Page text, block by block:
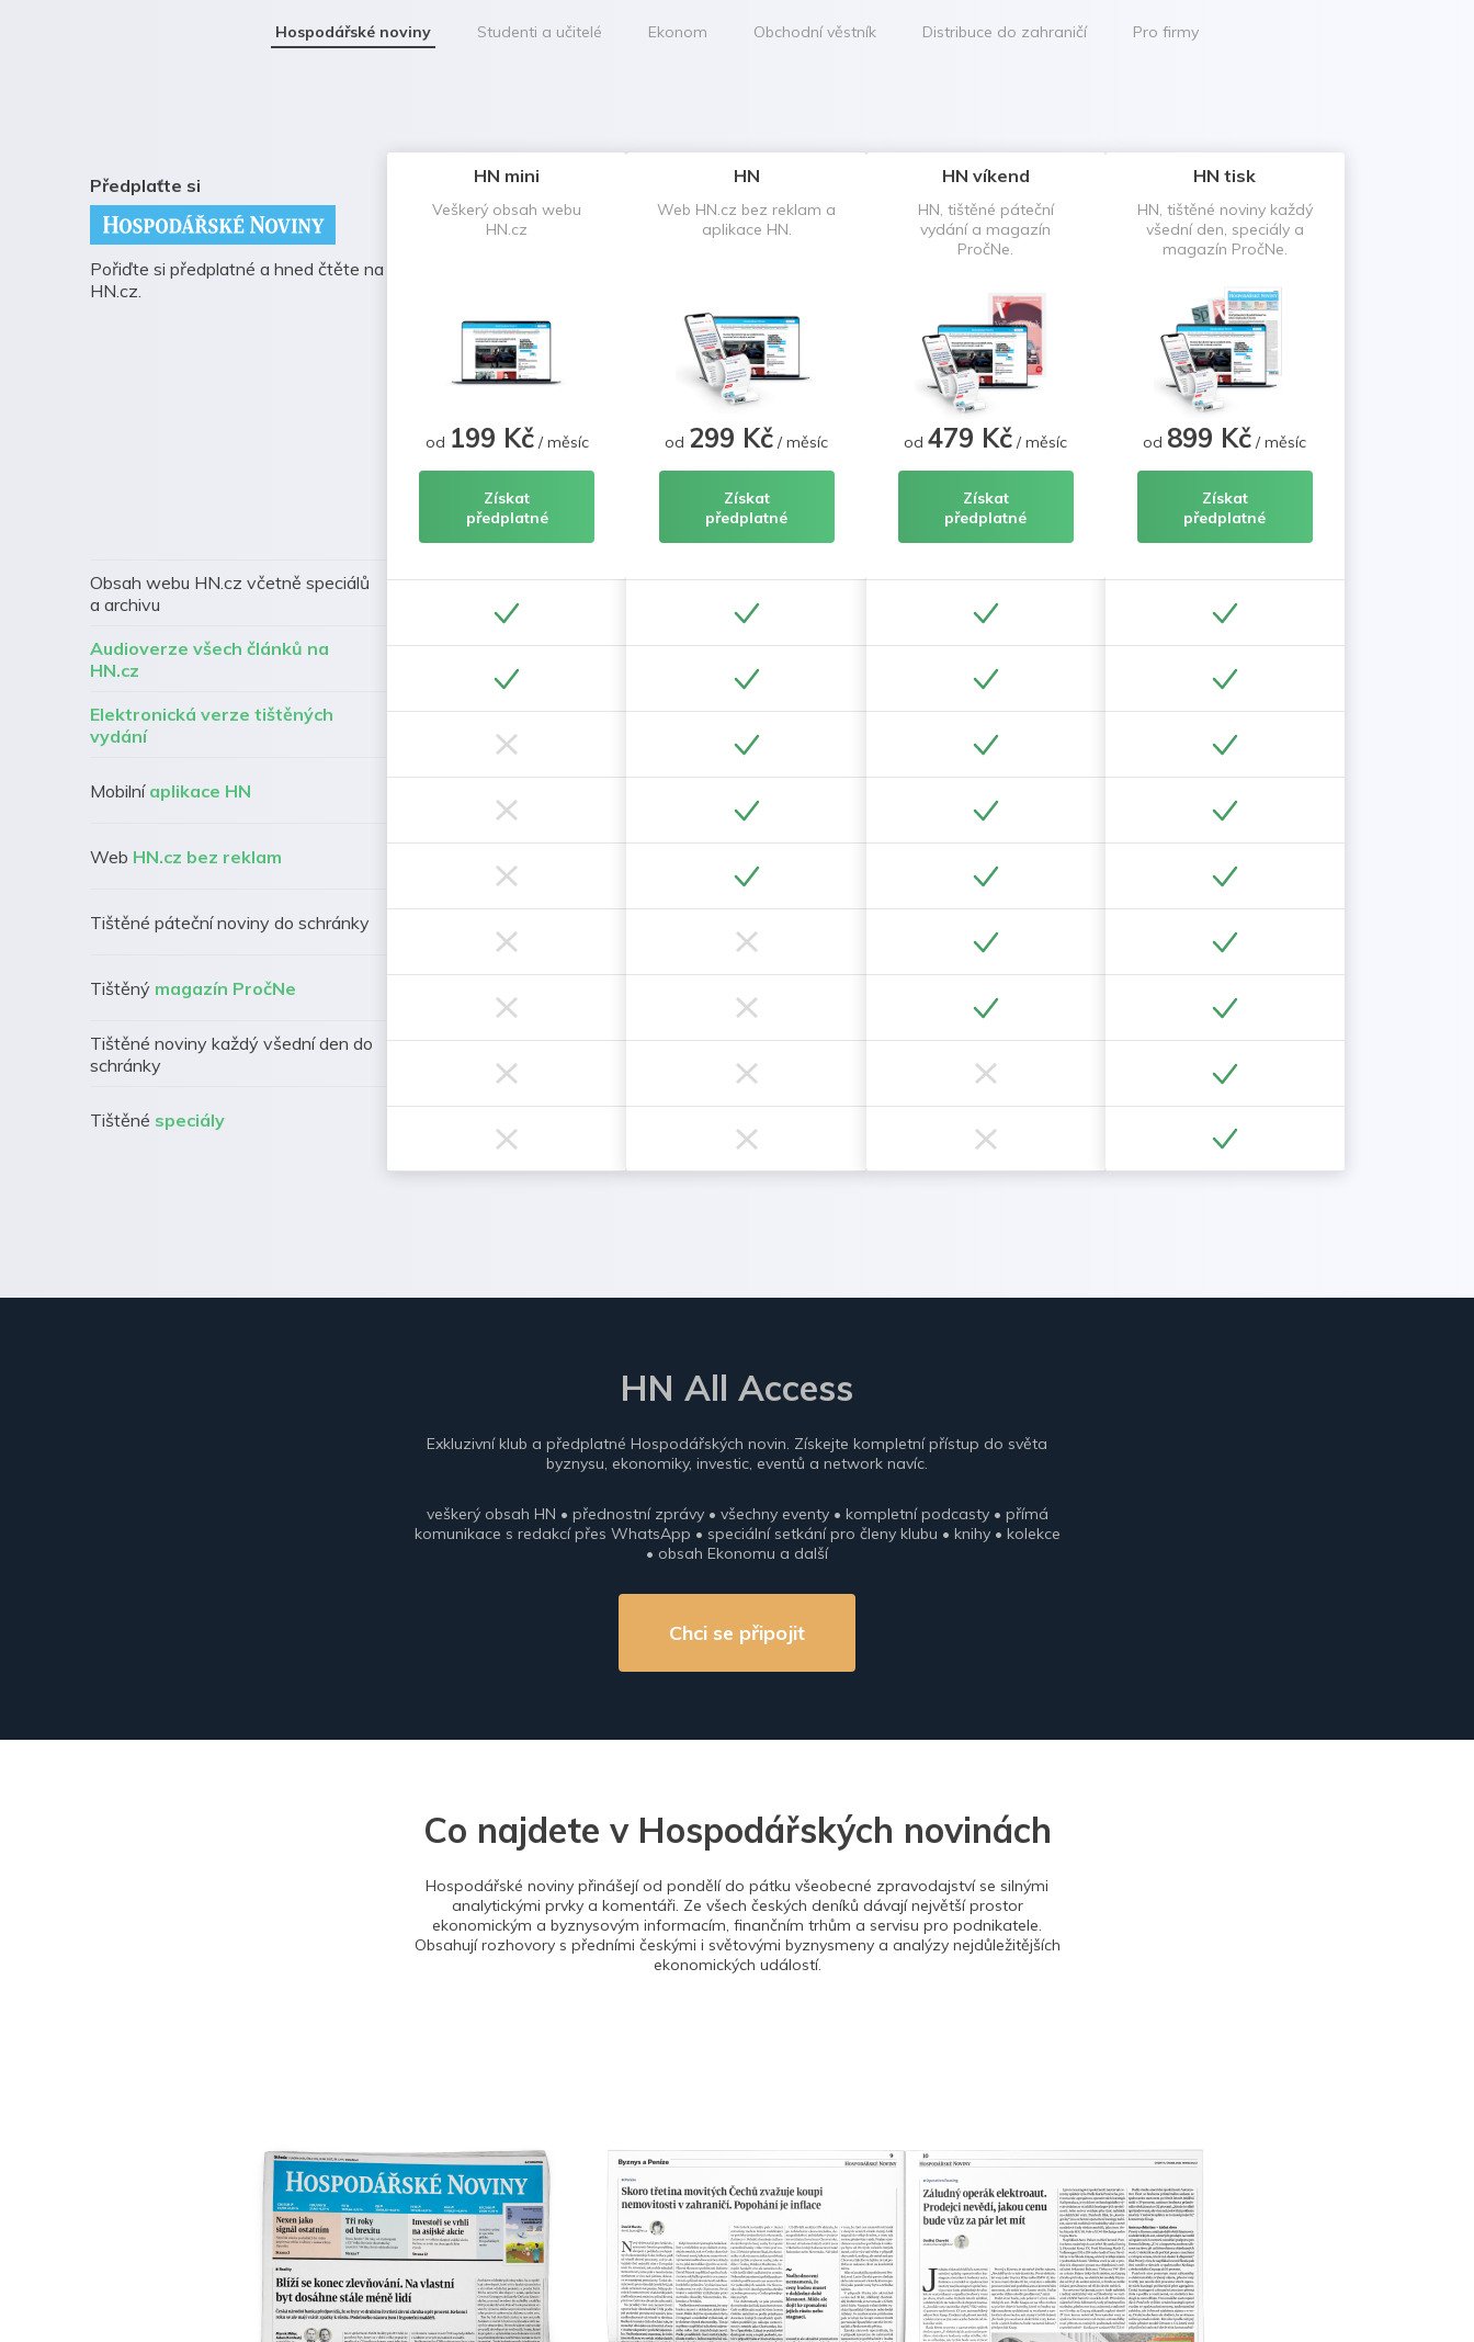
Hospodářské noviny Studenti a učitelé Ekonom Obchodní věstník Distribuce do zahraničí Pro firmy
Předplaťte si
Pořiďte si předplatné a hned čtěte na
HN.cz.
Obsah webu HN.cz včetně speciálů
a archivu
Audioverze všech článků na
HN.cz
Elektronická verze tištěných
vydání
Mobilní aplikace HN
Web HN.cz bez reklam
Tištěné páteční noviny do schránky
Tištěný magazín PročNe
Tištěné noviny každý všední den do
schránky
Tištěné speciály
HN mini
Veškerý obsah webu
HN.cz
od 199 Kč/ měsíc
Získat
předplatné
HN
Web HN.cz bez reklam a
aplikace HN.
od 299 Kč / měsíc
Získat
předplatné
HN víkend
HN, tištěné páteční
vydání a magazín
PročNe.
od479 Kč / měsíc
Získat
předplatné
HN tisk
HN, tištěné noviny každý
všední den, speciály a
magazín PročNe.
od 899 Kč / měsíc
Získat
předplatné
HN All Access
Exkluzivní klub a předplatné Hospodářských novin. Získejte kompletní přístup do světa
byznysu, ekonomiky, investic, eventů a network navíc.
veškerý obsah HN • přednostní zprávy • všechny eventy • kompletní podcasty • přímá
komunikace s redakcí přes WhatsApp • speciální setkání pro členy klubu • knihy • kolekce
• obsah Ekonomu a další
Chci se připojit
Co najdete v Hospodářských novinách
Hospodářské noviny přinášejí od pondělí do pátku všeobecné zpravodajství se silnými
analytickými prvky a komentáři. Ze všech českých deníků dávají největší prostor
ekonomickým a byznysovým informacím, finančním trhům a servisu pro podnikatele.
Obsahují rozhovory s předními českými i světovými byznysmeny a analýzy nejdůležitějších
ekonomických událostí.